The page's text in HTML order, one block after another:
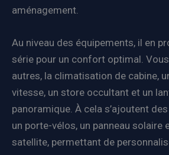
aménagement.
Au niveau des équipements, il en
série pour un confort optimal.
autres, la climatisation de cabine,
vitesse, un store occultant et un
panoramique. À cela s’ajoutent
un porte-vélos, un panneau solaire
satellite, permettant de